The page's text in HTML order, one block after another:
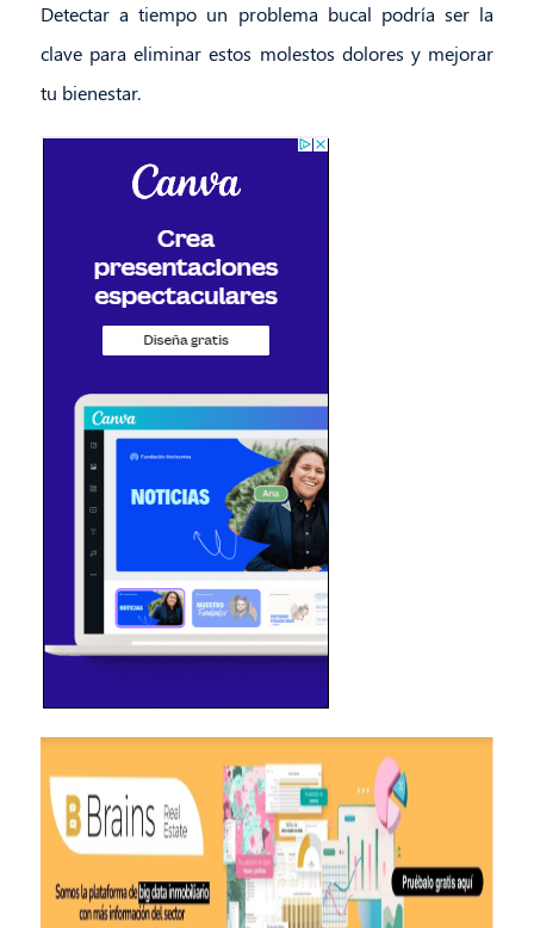
Detectar a tiempo un problema bucal podría ser la
clave para eliminar estos molestos dolores y mejorar
tu bienestar.